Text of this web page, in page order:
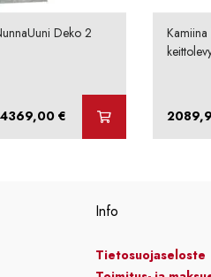
Deko 2
4369,00 €Hintaluokka:
Info
Tietosuojaseloste